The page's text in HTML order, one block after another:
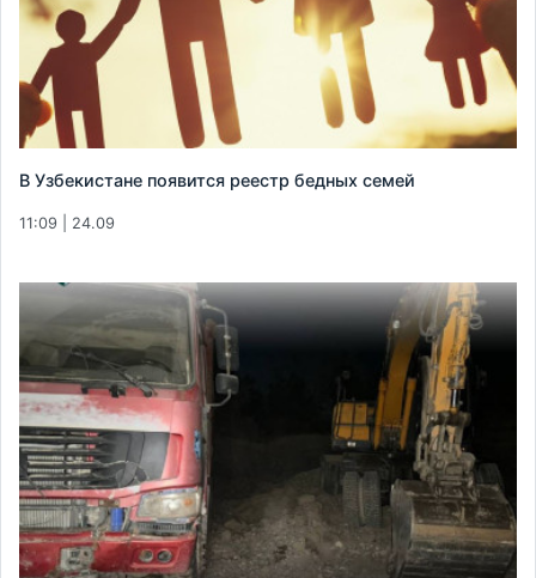
В Узбекистане появится реестр бедных семей
11:09 | 24.09